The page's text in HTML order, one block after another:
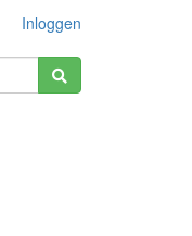
Inloggen